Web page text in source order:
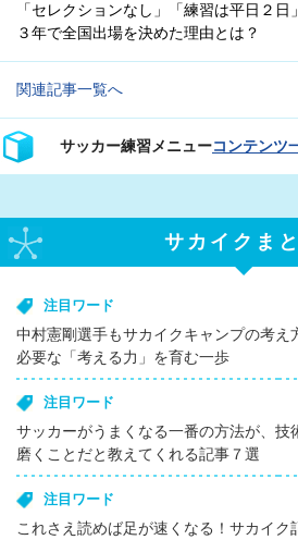
「セレクションなし」「練習は平日２
３年で全国出場を決めた理由とは？
関連記事一覧へ
サッカー練習メニューコンテンツ
サカイクま
注目ワード
中村憲剛選手もサカイクキャンプの考
必要な「考える力」を育む一歩
注目ワード
サッカーがうまくなる一番の方法が、技
磨くことだと教えてくれる記事７選
注目ワード
これさえ読めば足が速くなる！サカイク